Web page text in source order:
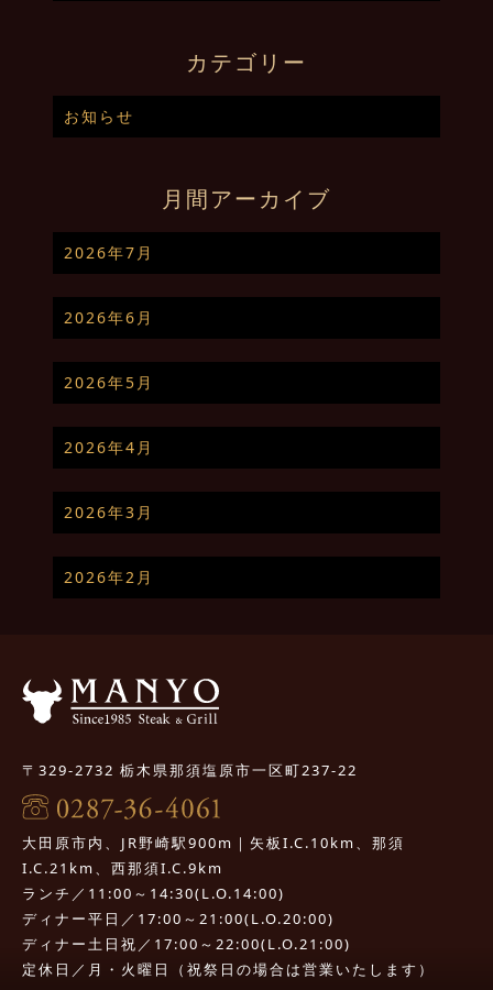
カテゴリー
お知らせ
月間アーカイブ
2026年7月
2026年6月
2026年5月
2026年4月
2026年3月
2026年2月
〒329-2732 栃木県那須塩原市一区町237-22
大田原市内、JR野崎駅900m｜矢板I.C.10km、那須
I.C.21km、西那須I.C.9km
ランチ／11:00～14:30(L.O.14:00)
ディナー平日／17:00～21:00(L.O.20:00)
ディナー土日祝／17:00～22:00(L.O.21:00)
定休日／月・火曜日（祝祭日の場合は営業いたします）